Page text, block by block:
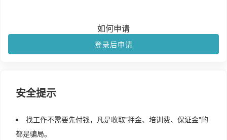
如何申请
登录后申请
安全提示
找工作不需要先付钱，凡是收取"押金、培训费、保证金"的
都是骗局。